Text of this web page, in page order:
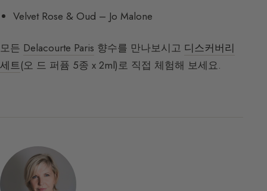
Velvet Rose & Oud – Jo Malone
모든 Delacourte Paris 향수를 만나보시고 디스커버리
세트(오 드 퍼퓸 5종 x 2ml)로 직접 체험해 보세요.